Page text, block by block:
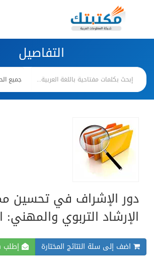
التفاصيل
دور الإشراف في تحسين
الإرشاد التربوي
اضف إلى سلة النتائج المختارة إطلب